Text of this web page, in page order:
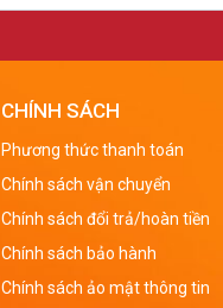
CHÍNH SÁCH
Phương thức thanh toán
Chính sách vận chuyển
Chính sách đổi trả/hoàn tiền
Chính sách bảo hành
Chính sách ảo mật thông tin